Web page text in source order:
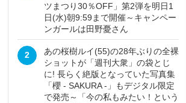
ツまつり30％OFF」第2弾を明日1
日(水)朝9:59まで開催～キャンペー
ンガールは田野憂さん
2
あの桜樹ルイ(55)の28年ぶりの全裸
ショットが「週刊大衆」の袋とじ
に! 長らく絶版となっていた写真集
「櫻 - SAKURA -」もデジタル限定
で発売～「今の私もみたい！という